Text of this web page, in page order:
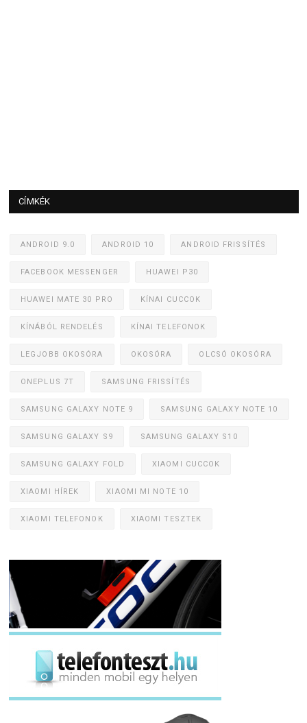
CÍMKÉK
ANDROID 9.0 ANDROID 10 ANDROID FRISSÍTÉS
FACEBOOK MESSENGER HUAWEI P30
HUAWEI MATE 30 PRO KÍNAI CUCCOK
KÍNÁBÓL RENDELÉS KÍNAI TELEFONOK
LEGJOBB OKOSÓRA OKOSÓRA OLCSÓ OKOSÓRA
ONEPLUS 7T SAMSUNG FRISSÍTÉS
SAMSUNG GALAXY NOTE 9 SAMSUNG GALAXY NOTE 10
SAMSUNG GALAXY S9 SAMSUNG GALAXY S10
SAMSUNG GALAXY FOLD XIAOMI CUCCOK
XIAOMI HÍREK XIAOMI MI NOTE 10
XIAOMI TELEFONOK XIAOMI TESZTEK